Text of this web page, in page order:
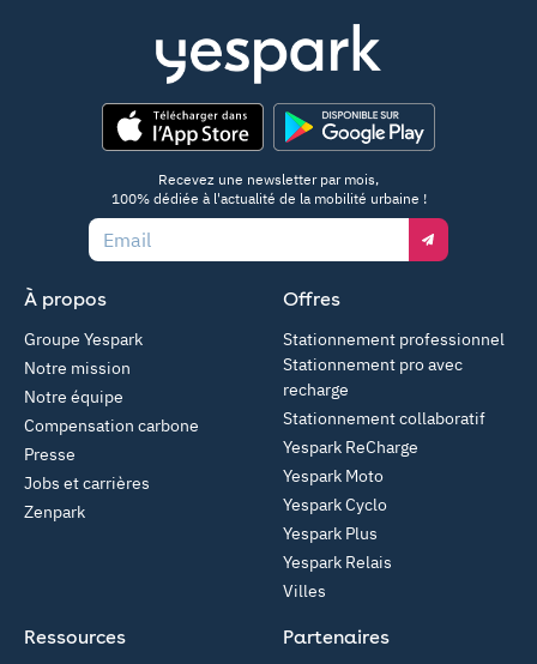
Recevez une newsletter par mois,
100% dédiée à l'actualité de la mobilité urbaine !
À propos
Groupe Yespark
Notre mission
Notre équipe
Compensation carbone
Presse
Jobs et carrières
Zenpark
Offres
Stationnement professionnel
Stationnement pro avec
recharge
Stationnement collaboratif
Yespark ReCharge
Yespark Moto
Yespark Cyclo
Yespark Plus
Yespark Relais
Villes
Partenaires
Ressources